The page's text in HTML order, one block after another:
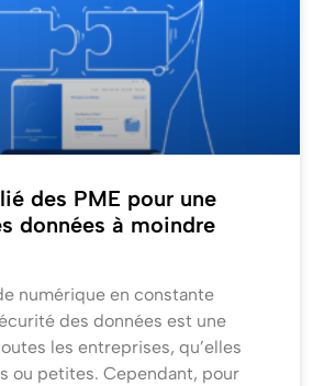
des PME pour une
données à moindre
numérique en constante
des données est une
les entreprises, qu’elles
ou petites. Cependant, pour